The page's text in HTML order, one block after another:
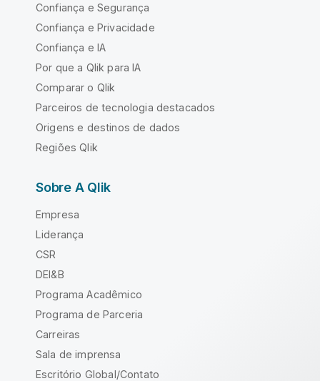
Confiança e Segurança
Confiança e Privacidade
Confiança e IA
Por que a Qlik para IA
Comparar o Qlik
Parceiros de tecnologia destacados
Origens e destinos de dados
Regiões Qlik
Sobre A Qlik
Empresa
Liderança
CSR
DEI&B
Programa Acadêmico
Programa de Parceria
Carreiras
Sala de imprensa
Escritório Global/Contato